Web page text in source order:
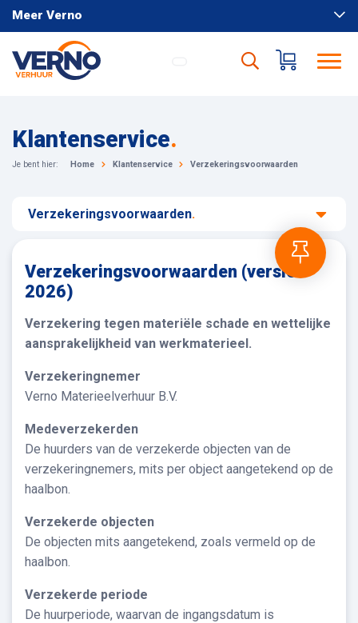
Meer Verno
Klantenservice.
Je bent hier: Home Klantenservice Verzekeringsvoorwaarden
Verzekeringsvoorwaarden.
Verzekeringsvoorwaarden (versie
2026)
Verzekering tegen materiële schade en wettelijke
aansprakelijkheid van werkmaterieel.
Verzekeringnemer
Verno Materieelverhuur B.V.
Medeverzekerden
De huurders van de verzekerde objecten van de
verzekeringnemers, mits per object aangetekend op de
haalbon.
Verzekerde objecten
De objecten mits aangetekend, zoals vermeld op de
haalbon.
Verzekerde periode
De huurperiode, waarvan de ingangsdatum is